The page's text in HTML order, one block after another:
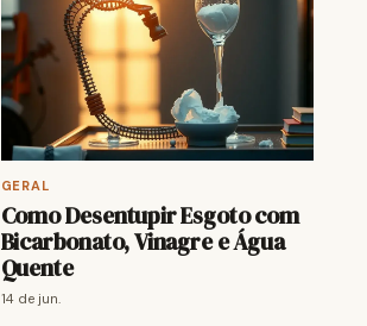
GERAL
Como Desentupir Esgoto com
Bicarbonato, Vinagre e Água
Quente
14 de jun.